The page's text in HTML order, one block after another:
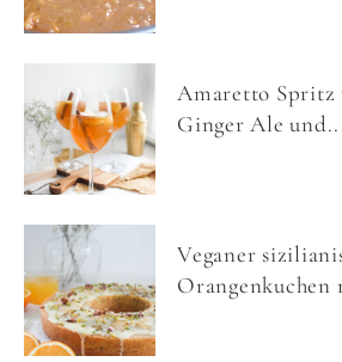
Amaretto
Ginger Ale
Veganer
Orangenkuchen